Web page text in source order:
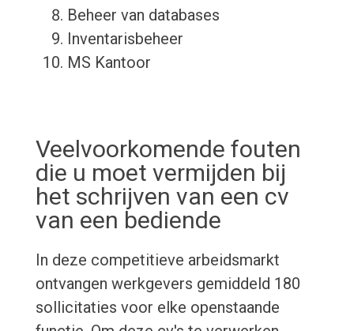
Beheer van databases
Inventarisbeheer
MS Kantoor
Veelvoorkomende fouten
die u moet vermijden bij
het schrijven van een cv
van een bediende
In deze competitieve arbeidsmarkt
ontvangen werkgevers gemiddeld 180
sollicitaties voor elke openstaande